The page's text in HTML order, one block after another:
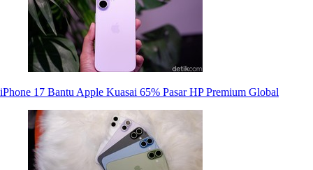
iPhone 17 Bantu Apple Kuasai 65% Pasar HP Premium Global